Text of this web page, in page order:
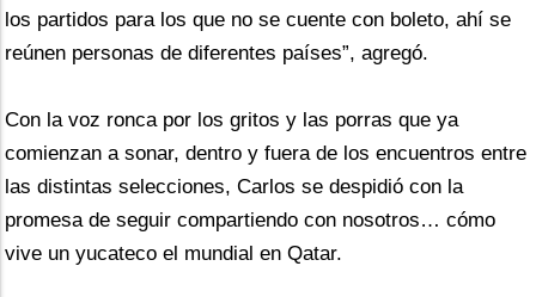
los partidos para los que no se cuente con boleto, ahí se
reúnen personas de diferentes países”, agregó.
Con la voz ronca por los gritos y las porras que ya
comienzan a sonar, dentro y fuera de los encuentros entre
las distintas selecciones, Carlos se despidió con la
promesa de seguir compartiendo con nosotros… cómo
vive un yucateco el mundial en Qatar.